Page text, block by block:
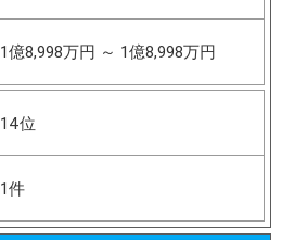
1億8,998万円 ～ 1億8,998万円
14位
1件